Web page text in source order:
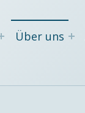
Über uns